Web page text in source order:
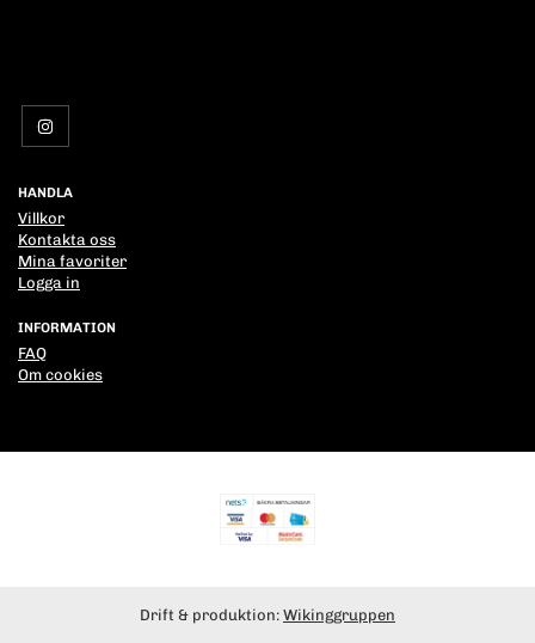
HANDLA
Villkor
Kontakta oss
Mina favoriter
Logga in
INFORMATION
FAQ
Om cookies
Drift & produktion: Wikinggruppen